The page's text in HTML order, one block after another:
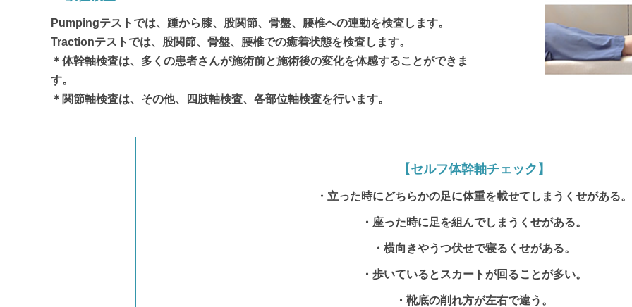
Pumpingテストでは、踵から膝、股関節、骨盤、腰椎への連動を検査します。
Tractionテストでは、股関節、骨盤、腰椎での癒着状態を検査します。
＊体幹軸検査は、多くの患者さんが施術前と施術後の変化を体感することができま
す。
＊関節軸検査は、その他、四肢軸検査、各部位軸検査を行います。
【セルフ体幹軸チェック】
・立った時にどちらかの足に体重を載せてしまうくせがある。
・座った時に足を組んでしまうくせがある。
・横向きやうつ伏せで寝るくせがある。
・歩いているとスカートが回ることが多い。
・靴底の削れ方が左右で違う。